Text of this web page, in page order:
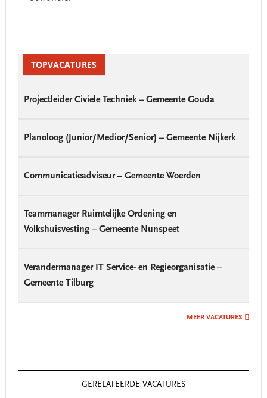
SidebarTOPVACATURES
Projectleider Civiele Techniek – Gemeente Gouda
Planoloog (Junior/Medior/Senior) – Gemeente Nijkerk
Communicatieadviseur – Gemeente Woerden
Teammanager Ruimtelijke Ordening en
Volkshuisvesting – Gemeente Nunspeet
Verandermanager IT Service- en Regieorganisatie –
Gemeente Tilburg
MEER VACATURES
GERELATEERDE VACATURES